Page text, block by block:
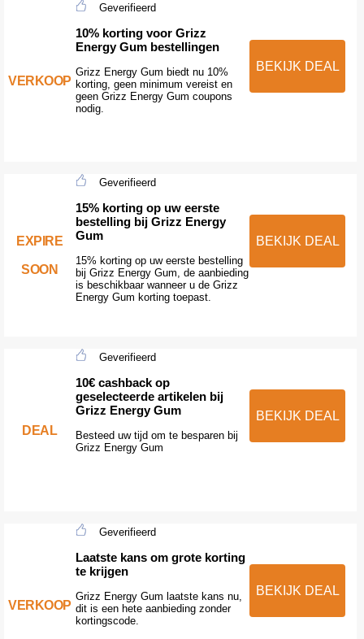
VERKOOP
Geverifieerd
10% korting voor Grizz
Energy Gum bestellingen
Grizz Energy Gum biedt nu 10%
korting, geen minimum vereist en
geen Grizz Energy Gum coupons
nodig.
BEKIJK DEAL
EXPIRE
SOON
Geverifieerd
15% korting op uw eerste
bestelling bij Grizz Energy
Gum
15% korting op uw eerste bestelling
bij Grizz Energy Gum, de aanbieding
is beschikbaar wanneer u de Grizz
Energy Gum korting toepast.
BEKIJK DEAL
DEAL
Geverifieerd
10€ cashback op
geselecteerde artikelen bij
Grizz Energy Gum
Besteed uw tijd om te besparen bij
Grizz Energy Gum
BEKIJK DEAL
VERKOOP
Geverifieerd
Laatste kans om grote korting
te krijgen
Grizz Energy Gum laatste kans nu,
dit is een hete aanbieding zonder
kortingscode.
BEKIJK DEAL